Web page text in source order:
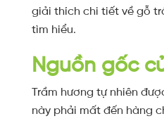
giải thích chi tiết về gỗ
tìm hiểu.
Nguồn gốc
Trầm hương tự nhiên
này phải mất đến hàng